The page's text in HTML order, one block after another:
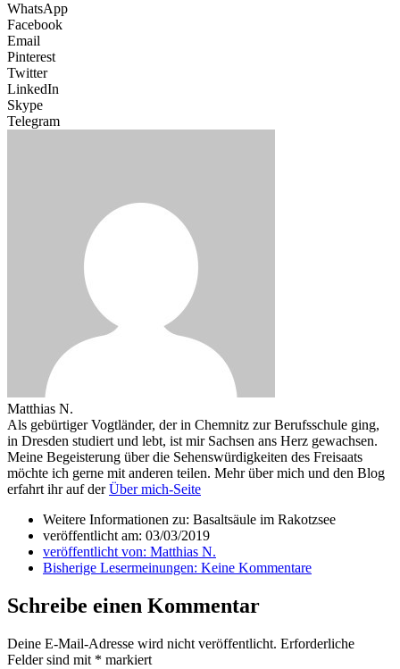
WhatsApp
Facebook
Email
Pinterest
Twitter
LinkedIn
Skype
Telegram
Matthias N.
Als gebürtiger Vogtländer, der in Chemnitz zur Berufsschule ging,
in Dresden studiert und lebt, ist mir Sachsen ans Herz gewachsen.
Meine Begeisterung über die Sehenswürdigkeiten des Freisaats
möchte ich gerne mit anderen teilen. Mehr über mich und den Blog
erfahrt ihr auf derÜber mich-Seite
Weitere Informationen zu: Basaltsäule im Rakotzsee
veröffentlicht am: 03/03/2019
veröffentlicht von: Matthias N.
Bisherige Lesermeinungen: Keine Kommentare
Schreibe einen Kommentar
Deine E-Mail-Adresse wird nicht veröffentlicht. Erforderliche
Felder sind mit * markiert